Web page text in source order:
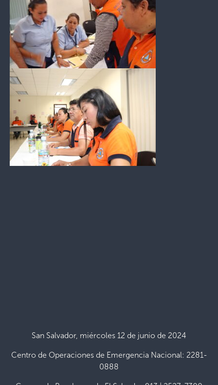
San Salvador, miércoles 12 de junio de 2024
Centro de Operaciones de Emergencia Nacional: 2281-
0888